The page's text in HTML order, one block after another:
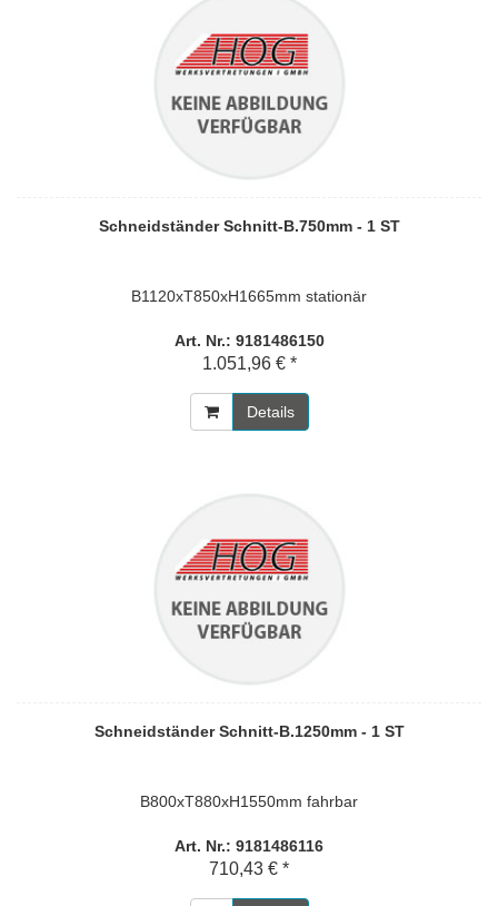
Schneidständer Schnitt-B.750mm - 1 ST
B1120xT850xH1665mm stationär
Art. Nr.: 9181486150
1.051,96 € *
Details
Schneidständer Schnitt-B.1250mm - 1 ST
B800xT880xH1550mm fahrbar
Art. Nr.: 9181486116
710,43 € *